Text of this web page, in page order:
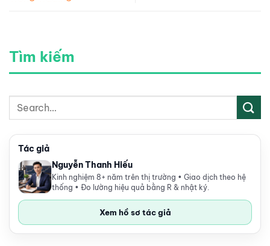
Tìm kiếm
Tác giả
Nguyễn Thanh Hiếu
Kinh nghiệm 8+ năm trên thị trường • Giao dịch theo hệ
thống • Đo lường hiệu quả bằng R & nhật ký.
Xem hồ sơ tác giả